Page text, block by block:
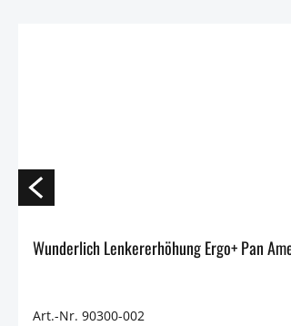
Art.-Nr. 90300-002